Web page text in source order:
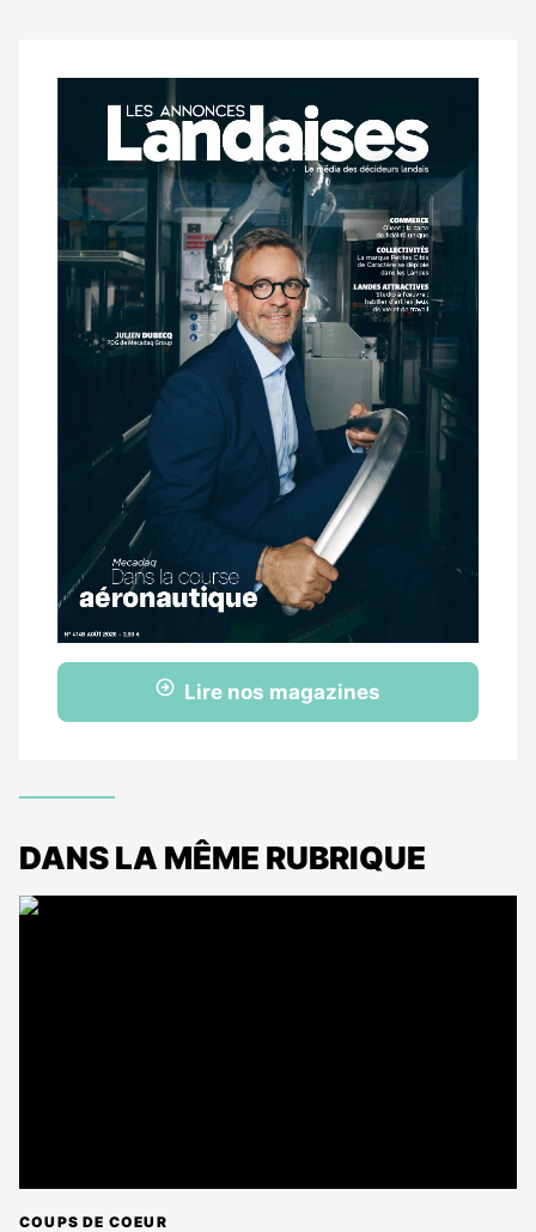
Notre
dernier
magazine
Lire nos magazines
DANS LA MÊME RUBRIQUE
COUPS DE COEUR